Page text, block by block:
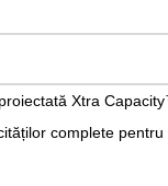
Xtra
complete pentru